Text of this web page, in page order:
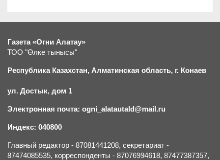
Газета «Огни Алатау»
ТОО "Өлке тынысы"
Республика Казахстан, Алматинская область, г. Конаев
ул. Достык, дом 1
Электронная почта: ogni_alatautald@mail.ru
Индекс: 040800
Главный редактор - 87081441208, секретариат -
87474085535, корреспонденты - 87076994618, 87477387357,